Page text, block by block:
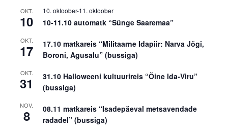
OKT.
10
10. oktoober-11. oktoober
10-11.10 automatk “Sünge Saaremaa”
OKT.
17
17.10 matkareis “Militaarne Idapiir: Narva Jõgi,
Boroni, Agusalu” (bussiga)
OKT.
31
31.10 Halloweeni kultuurireis “Öine Ida-Viru”
(bussiga)
NOV.
8
08.11 matkareis “Isadepäeval metsavendade
radadel” (bussiga)